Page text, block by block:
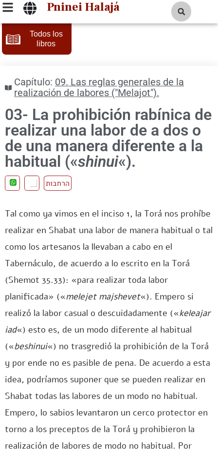
Pninei Halajá
Todos los
libros
Capítulo: 09. Las reglas generales de la
realización de labores ("Melajot").
03- La prohibición rabínica de
realizar una labor de a dos o
de una manera diferente a la
habitual («shinui«).
הרחבות
Tal como ya vimos en el inciso 1, la Torá nos prohíbe
realizar en Shabat una labor de manera habitual o tal
como los artesanos la llevaban a cabo en el
Tabernáculo, de acuerdo a lo escrito en la Torá
(Shemot 35.33): «para realizar toda labor
planificada» («melejet majshevet«). Empero si
realizó la labor casual o descuidadamente («keleajar
iad«) esto es, de un modo diferente al habitual
(«beshinui«) no trasgredió la prohibición de la Torá
y por ende no es pasible de pena. De acuerdo a esta
idea, podríamos suponer que se pueden realizar en
Shabat todas las labores de un modo no habitual.
Empero, lo sabios levantaron un cerco protector en
torno a los preceptos de la Torá y prohibieron la
realización de labores de modo no habitual. Por